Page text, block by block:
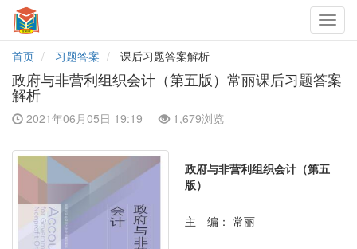
首页
习题答案 课后习题答案解析
政府与非营利组织会计（第五版）常丽课后习题答案
解析
2021年06月05日 19:19 1,679浏览
政府与非营利组织会计（第五
版）
主 编： 常丽